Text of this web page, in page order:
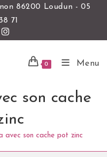
86200 Loudun - 05
71
0 Menu
son cache
avec son cache pot zinc